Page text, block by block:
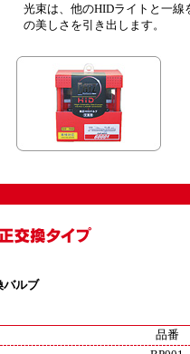
光束は、他のHIDライトと一
の美しさを引き出します。
バルブ
品番